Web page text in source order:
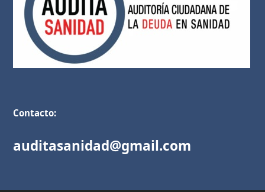
Contacto:
auditasanidad@gmail.com